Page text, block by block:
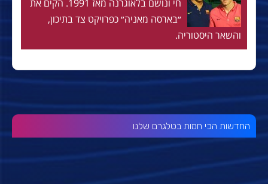
חי ונושם בלאוגרנה מאז 1991. הקים את
״בארסה מאניה״ כפרויקט צד בתיכון,
והשאר היסטוריה.
החדשות הכי חמות בטלגרם שלנו